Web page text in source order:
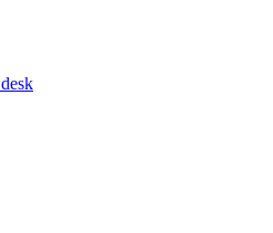
desk